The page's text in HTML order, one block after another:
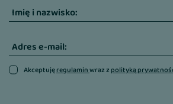
Imię i nazwisko:
Adres e-mail:
Akceptujęregulaminwraz zpolityką